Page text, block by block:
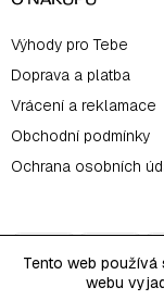
Tento web
webu
Výhody pro Tebe
Doprava a platba
Vrácení a reklamace
Obchodní podmínky
Ochrana osobních